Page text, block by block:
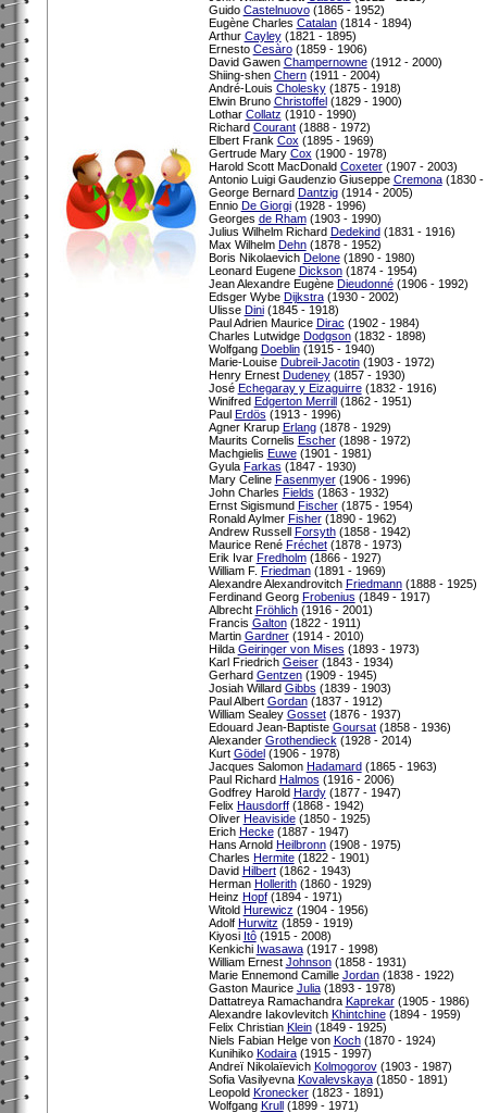
Guido Castelnuovo(1865 - 1952)
Eugène Charles Catalan(1814 - 1894)
Arthur Cayley(1821 - 1895)
Ernesto Cesàro(1859 - 1906)
David Gawen Champernowne(1912 - 2000)
Shiing-shen Chern(1911 - 2004)
André-Louis Cholesky(1875 - 1918)
Elwin Bruno Christoffel(1829 - 1900)
Lothar Collatz (1910 - 1990)
Richard Courant(1888 - 1972)
Elbert Frank Cox (1895 - 1969)
Gertrude Mary Cox (1900 - 1978)
Harold Scott MacDonald Coxeter(1907 - 2003)
Antonio Luigi Gaudenzio Giuseppe Cremona(1830 -
George Bernard Dantzig(1914 - 2005)
Ennio De Giorgi(1928 - 1996)
Georges de Rham(1903 - 1990)
Julius Wilhelm Richard Dedekind(1831 - 1916)
Max Wilhelm Dehn(1878 - 1952)
Boris Nikolaevich Delone(1890 - 1980)
Leonard Eugene Dickson(1874 - 1954)
Jean Alexandre Eugène Dieudonné(1906 - 1992)
Edsger Wybe Dijkstra(1930 - 2002)
Ulisse Dini(1845 - 1918)
Paul Adrien Maurice Dirac (1902 - 1984)
Charles Lutwidge Dodgson(1832 - 1898)
Wolfgang Doeblin(1915 - 1940)
Marie-Louise Dubreil-Jacotin(1903 - 1972)
Henry Ernest Dudeney(1857 - 1930)
José Echegaray y Eizaguirre(1832 - 1916)
Winifred Edgerton Merrill(1862 - 1951)
Paul Erdös (1913 - 1996)
Agner Krarup Erlang(1878 - 1929)
Maurits Cornelis Escher(1898 - 1972)
Machgielis Euwe(1901 - 1981)
Gyula Farkas (1847 - 1930)
Mary Celine Fasenmyer(1906 - 1996)
John Charles Fields (1863 - 1932)
Ernst Sigismund Fischer(1875 - 1954)
Ronald Aylmer Fisher(1890 - 1962)
Andrew Russell Forsyth(1858 - 1942)
Maurice René Fréchet(1878 - 1973)
Erik Ivar Fredholm(1866 - 1927)
William F. Friedman(1891 - 1969)
Alexandre Alexandrovitch Friedmann(1888 - 1925)
Ferdinand Georg Frobenius (1849 - 1917)
Albrecht Fröhlich(1916 - 2001)
Francis Galton(1822 - 1911)
Martin Gardner(1914 - 2010)
Hilda Geiringer von Mises (1893 - 1973)
Karl Friedrich Geiser(1843 - 1934)
Gerhard Gentzen(1909 - 1945)
Josiah Willard Gibbs (1839 - 1903)
Paul Albert Gordan(1837 - 1912)
William Sealey Gosset(1876 - 1937)
Edouard Jean-Baptiste Goursat(1858 - 1936)
Alexander Grothendieck (1928 - 2014)
Kurt Gödel(1906 - 1978)
Jacques Salomon Hadamard(1865 - 1963)
Paul Richard Halmos (1916 - 2006)
Godfrey Harold Hardy(1877 - 1947)
Felix Hausdorff(1868 - 1942)
Oliver Heaviside(1850 - 1925)
Erich Hecke(1887 - 1947)
Hans Arnold Heilbronn(1908 - 1975)
Charles Hermite(1822 - 1901)
David Hilbert(1862 - 1943)
Herman Hollerith(1860 - 1929)
Heinz Hopf(1894 - 1971)
Witold Hurewicz (1904 - 1956)
Adolf Hurwitz (1859 - 1919)
Kiyosi Itô(1915 - 2008)
Kenkichi Iwasawa(1917 - 1998)
William Ernest Johnson(1858 - 1931)
Marie Ennemond Camille Jordan(1838 - 1922)
Gaston Maurice Julia(1893 - 1978)
Dattatreya Ramachandra Kaprekar(1905 - 1986)
Alexandre Iakovlevitch Khintchine(1894 - 1959)
Felix Christian Klein(1849 - 1925)
Niels Fabian Helge von Koch(1870 - 1924)
Kunihiko Kodaira(1915 - 1997)
Andreï Nikolaïevich Kolmogorov(1903 - 1987)
Sofia Vasilyevna Kovalevskaya(1850 - 1891)
Leopold Kronecker(1823 - 1891)
Wolfgang Krull(1899 - 1971)